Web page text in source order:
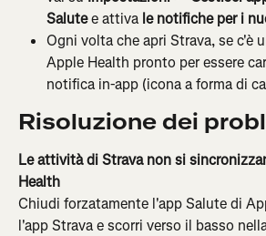
Salute e attiva le notifiche per i
Ogni volta che apri Strava, se c'è
Apple Health pronto per essere
notifica in-app (icona a forma di
Risoluzione dei
Le attività di Strava non si
Health
Chiudi forzatamente l'app Salute di
l'app Strava e scorri verso il basso